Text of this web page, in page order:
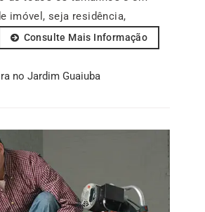
imóvel, seja residência,
Consulte Mais Informação
no Jardim Guaiuba